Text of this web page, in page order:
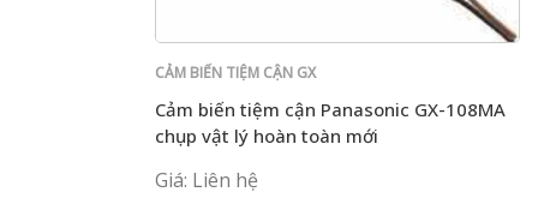
CẢM BIẾN TIỆM CẬN GX
Cảm biến tiệm cận Panasonic GX-108MA
chụp vật lý hoàn toàn mới
Giá: Liên hệ